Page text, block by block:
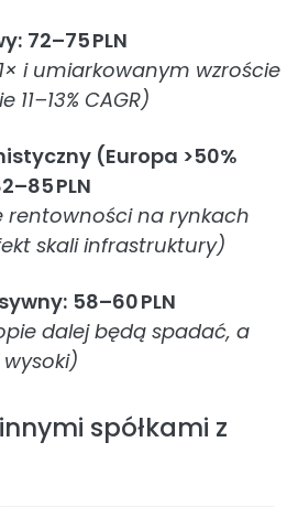
72–75 PLN
i umiarkowanym wzroście
11–13% CAGR)
(Europa >50%
PLN
rentowności na rynkach
skali infrastruktury)
58–60 PLN
dalej będą spadać, a
wysoki)
spółkami z